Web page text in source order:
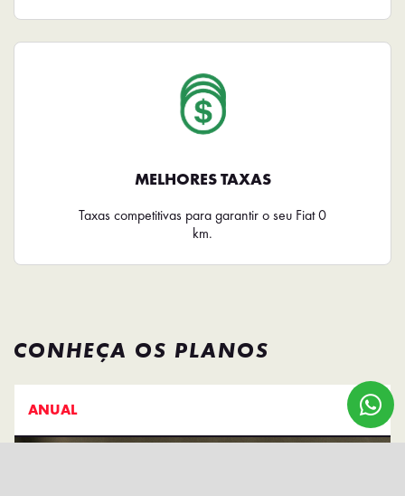
MELHORES TAXAS
Taxas competitivas para garantir o seu Fiat 0
km.
CONHEÇA OS PLANOS
ANUAL